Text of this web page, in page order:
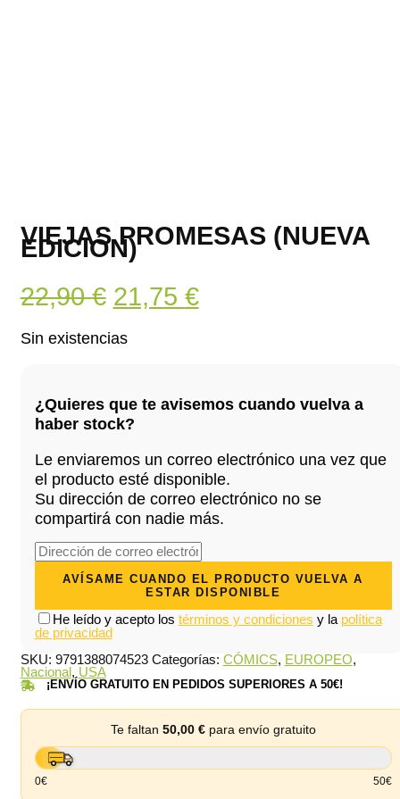
VIEJAS PROMESAS (NUEVA
EDICIÓN)
22,90€ El
precio
era:
22,90 €.
21,75 €El
Sin existencias
¿Quieres que te avisemos cuando vuelva a
haber stock?
Le enviaremos un correo electrónico una vez que
el producto esté disponible.
Su dirección de correo electrónico no se
compartirá con nadie más.
He leído y acepto los términos y condiciones y la política
de privacidad
SKU: 9791388074523 Categorías: CÓMICS, EUROPEO,
Nacional , USA
¡ENVÍO GRATUITO EN PEDIDOS SUPERIORES A 50€!
Te faltan 50,00 €para envío gratuito
0€ 50€